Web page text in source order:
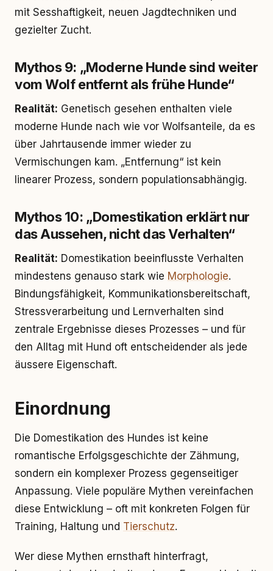
mit Sesshaftigkeit, neuen Jagdtechniken und
gezielter Zucht.
Mythos 9: „Moderne Hunde sind weiter
vom Wolf entfernt als frühe Hunde“
Realität: Genetisch gesehen enthalten viele
moderne Hunde nach wie vor Wolfsanteile, da es
über Jahrtausende immer wieder zu
Vermischungen kam. „Entfernung“ ist kein
linearer Prozess, sondern populationsabhängig.
Mythos 10: „Domestikation erklärt nur
das Aussehen, nicht das Verhalten“
Realität: Domestikation beeinflusste Verhalten
mindestens genauso stark wie Morphologie.
Bindungsfähigkeit, Kommunikationsbereitschaft,
Stressverarbeitung und Lernverhalten sind
zentrale Ergebnisse dieses Prozesses – und für
den Alltag mit Hund oft entscheidender als jede
äussere Eigenschaft.
Einordnung
Die Domestikation des Hundes ist keine
romantische Erfolgsgeschichte der Zähmung,
sondern ein komplexer Prozess gegenseitiger
Anpassung. Viele populäre Mythen vereinfachen
diese Entwicklung – oft mit konkreten Folgen für
Training, Haltung und Tierschutz.
Wer diese Mythen ernsthaft hinterfragt,